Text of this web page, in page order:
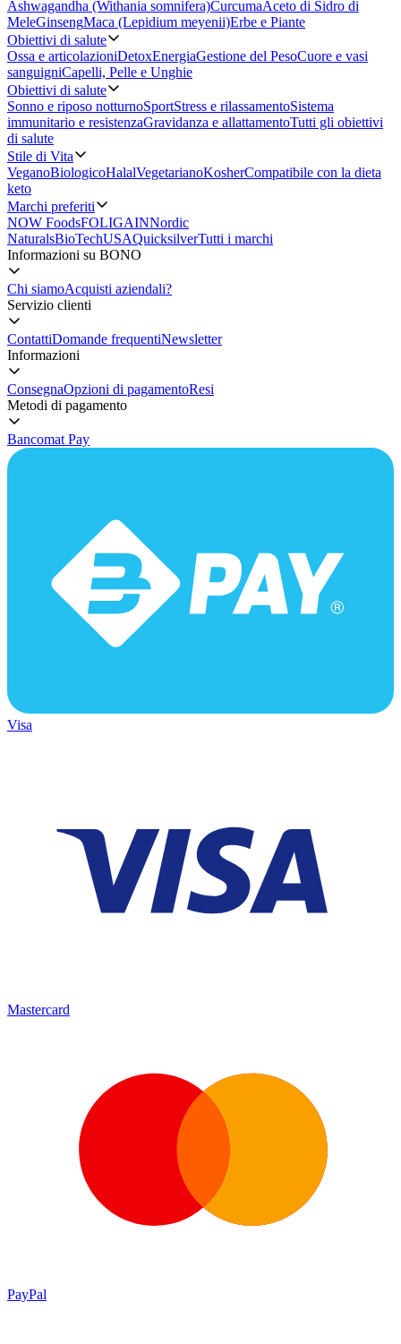
Ashwagandha (Withania somnifera)CurcumaAceto di Sidro di
MeleGinsengMaca (Lepidium meyenii)Erbe e Piante
Obiettivi di salute
Ossa e articolazioniDetoxEnergiaGestione del PesoCuore e vasi
sanguigniCapelli, Pelle e Unghie
Obiettivi di salute
Sonno e riposo notturnoSportStress e rilassamentoSistema
immunitario e resistenzaGravidanza e allattamentoTutti gli obiettivi
di salute
Stile di Vita
VeganoBiologicoHalalVegetarianoKosherCompatibile con la dieta
keto
Marchi preferiti
NOW FoodsFOLIGAINNordic
NaturalsBioTechUSAQuicksilverTutti i marchi
Informazioni su BONO
Chi siamoAcquisti aziendali?
Servizio clienti
ContattiDomande frequentiNewsletter
Informazioni
ConsegnaOpzioni di pagamentoResi
Metodi di pagamento
Bancomat Pay
Visa
Mastercard
PayPal